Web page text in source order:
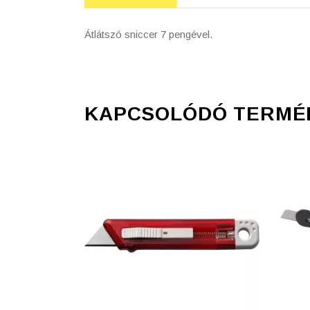
Átlátszó sniccer 7 pengével.
KAPCSOLÓDÓ